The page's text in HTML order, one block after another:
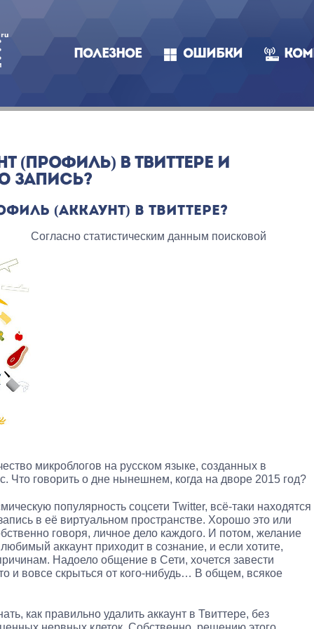
ПОЛЕЗНОЕ ОШИБКИ
(ПРОФИЛЬ) В ТВИТТЕРЕ И
ЗАПИСЬ?
(АККАУНТ) В ТВИТТЕРЕ?
Согласно статистическим данным поисковой
микроблогов на русском языке, созданных в
Что говорить о дне нынешнем, когда на дворе 2015 год?
популярность соцсети Twitter, всё-таки находятся
в её виртуальном пространстве. Хорошо это или
говоря, личное дело каждого. И потом, желание
аккаунт приходит в сознание, и если хотите,
Надоело общение в Сети, хочется завести
и вовсе скрыться от кого-нибудь… В общем, всякое
как правильно удалить аккаунт в Твиттере, без